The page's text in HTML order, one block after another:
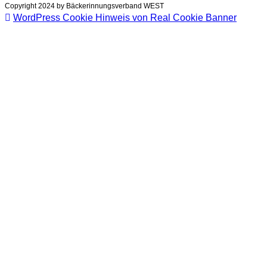
Copyright 2024 by Bäckerinnungsverband WEST
WordPress Cookie Hinweis von Real Cookie Banner